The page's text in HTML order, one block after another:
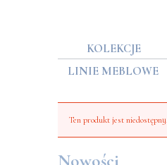
KOLEKCJE
LINIE MEBLOWE
Ten produkt jest niedostępny.